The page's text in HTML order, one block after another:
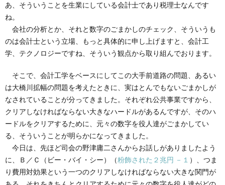
あ、そういうことを生業にしている会計士であり税理士なんです
ね。
会社の分析とか、それと数字のごまかしのチェック、そういうも
のは会計士という立場、もっと具体的に申し上げますと、会計工
学、テクノロジーですね、そういう観点から取り組んでおります。
そこで、会計工学をベースにしてこの大手前道路の問題、あるい
は大橋川拡幅の問題を考えたときに、実はとんでもないごまかしが
なされていることが分ってきました。それぞれ公共事業ですから、
クリアしなければならない大きなハードルがあるんですが、そのハ
ードルをクリアするために、元々の数字を役人達がごまかしてい
る、そういうことが明らかになってきました。
今日は、先ほど司会の野津庸二さんからお話しがありましたよう
に、Ｂ／Ｃ（ビー・バイ・シー）（粉飾された２兆円 －１ ）、つま
り費用対効果という一つのクリアしなければならない大きな関門が